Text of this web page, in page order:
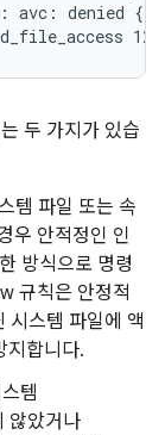
avc: denied
두 가지가 있습
템 파일 또는 속
우 안적정인 인
방식으로 명령
규칙은 안정적
시스템 파일에 액
지합니다.
템
않았거나